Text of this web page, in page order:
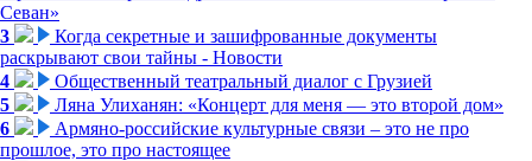
Севан»
3
Когда секретные и зашифрованные документы
раскрывают свои тайны - Новости
4
Общественный театральный диалог с Грузией
5
Ляна Улиханян: «Концерт для меня — это второй дом»
6
Армяно-российские культурные связи – это не про
прошлое, это про настоящее